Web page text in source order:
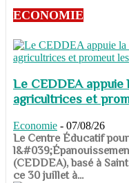
ECONOMIE
Le CEDDEA
agricultrices et
Economie - 07/08/26
​​​​​​​Le Centre Éducatif
(CEDDEA), basé à
ce 30 juillet à...